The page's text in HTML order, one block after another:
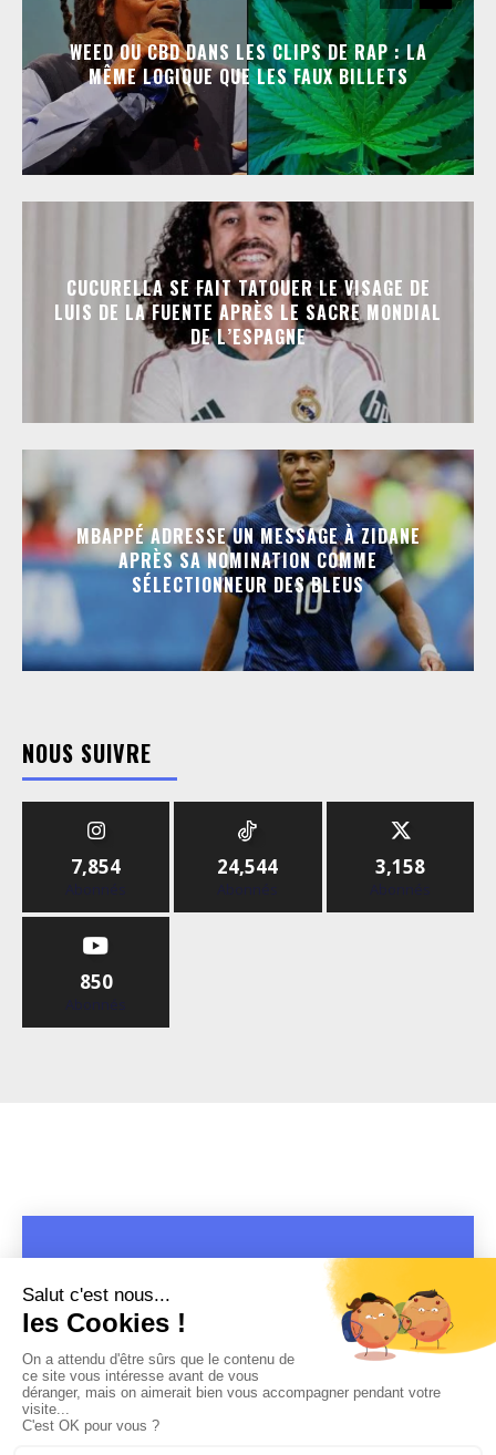
WEED OU CBD DANS LES CLIPS DE RAP : LA
MÊME LOGIQUE QUE LES FAUX BILLETS
CUCURELLA SE FAIT TATOUER LE VISAGE DE
LUIS DE LA FUENTE APRÈS LE SACRE MONDIAL
DE L’ESPAGNE
MBAPPÉ ADRESSE UN MESSAGE À ZIDANE
APRÈS SA NOMINATION COMME
SÉLECTIONNEUR DES BLEUS
NOUS SUIVRE
7,854
Abonnés
24,544
Abonnés
3,158
Abonnés
850
Abonnés